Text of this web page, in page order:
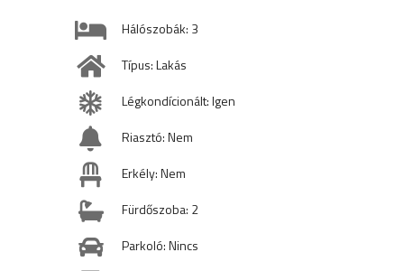
Hálószobák: 3
Típus: Lakás
Légkondícionált: Igen
Riasztó: Nem
Erkély: Nem
Fürdőszoba: 2
Parkoló: Nincs